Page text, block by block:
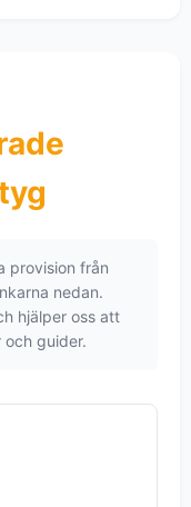
provision från
nedan.
hjälper oss att
guider.